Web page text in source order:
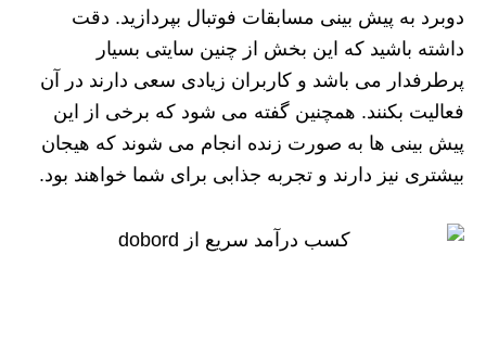
دوبرد به پیش بینی مسابقات فوتبال بپردازید. دقت
داشته باشید که این بخش از چنین سایتی بسیار
پرطرفدار می باشد و کاربران زیادی سعی دارند در آن
فعالیت بکنند. همچنین گفته می شود که برخی از این
پیش بینی ها به صورت زنده انجام می شوند که هیجان
بیشتری نیز دارند و تجربه جذابی برای شما خواهند بود.